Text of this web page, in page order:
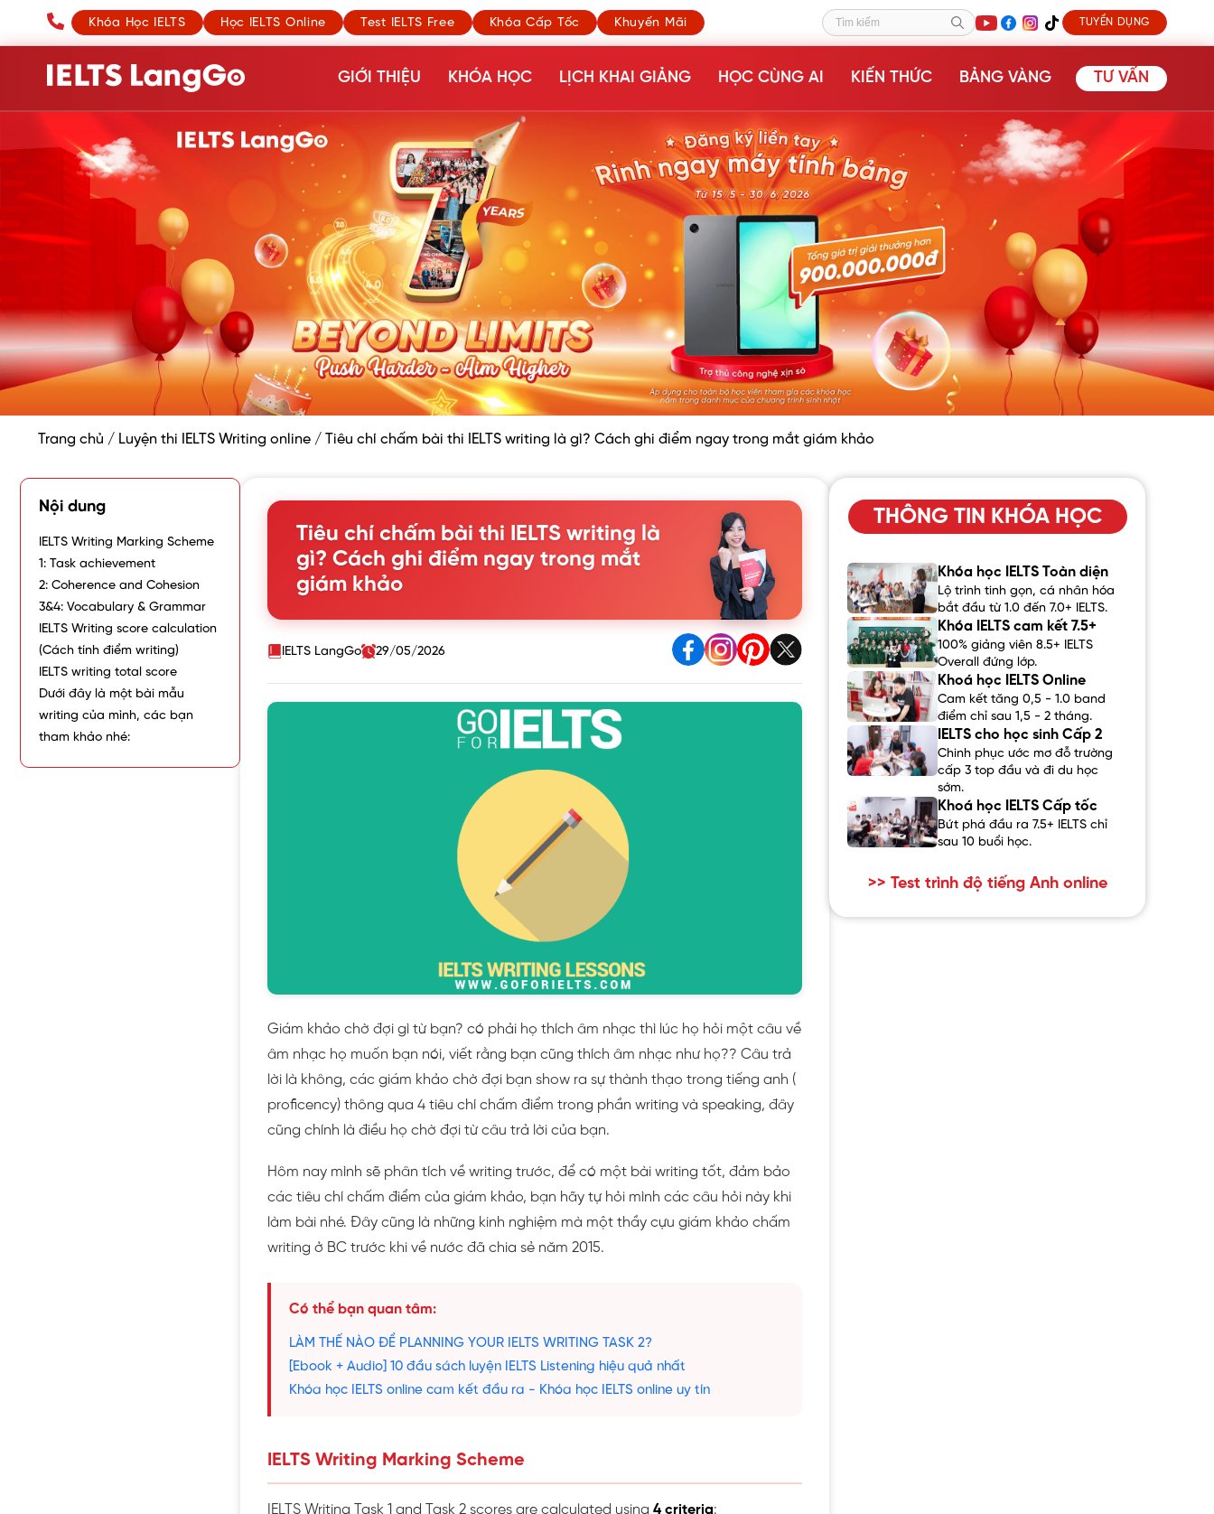
Khóa Học IELTS Học IELTS Online Test IELTS Free Khóa Cấp Tốc Khuyến Mãi Tìm kiếm TUYỂN DỤNG
GIỚI THIỆU KHÓA HỌC LỊCH KHAI GIẢNG HỌC CÙNG AI KIẾN THỨC BẢNG VÀNG TƯ VẤN
Trang chủ / Luyện thi IELTS Writing online / Tiêu chí chấm bài thi IELTS writing là gì? Cách ghi điểm ngay trong mắt giám khảo
Nội dung
IELTS Writing Marking Scheme
1: Task achievement
2: Coherence and Cohesion
3&4: Vocabulary & Grammar
IELTS Writing score calculation
(Cách tính điểm writing)
IELTS writing total score
Dưới đây là một bài mẫu
writing của mình, các bạn
tham khảo nhé:
Tiêu chí chấm bài thi IELTS writing là
gì? Cách ghi điểm ngay trong mắt
giám khảo
IELTS LangGo 29/05/2026
Giám khảo chờ đợi gì từ bạn? có phải họ thích âm nhạc thì lúc họ hỏi một câu về
âm nhạc họ muốn bạn nói, viết rằng bạn cũng thích âm nhạc như họ?? Câu trả
lời là không, các giám khảo chờ đợi bạn show ra sự thành thạo trong tiếng anh (
proficency) thông qua 4 tiêu chí chấm điểm trong phần writing và speaking, đây
cũng chính là điều họ chờ đợi từ câu trả lời của bạn.
Hôm nay mình sẽ phân tích về writing trước, để có một bài writing tốt, đảm bảo
các tiêu chí chấm điểm của giám khảo, bạn hãy tự hỏi mình các câu hỏi này khi
làm bài nhé. Đây cũng là những kinh nghiệm mà một thầy cựu giám khảo chấm
writing ở BC trước khi về nước đã chia sẻ năm 2015.
Có thể bạn quan tâm:
LÀM THẾ NÀO ĐỂ PLANNING YOUR IELTS WRITING TASK 2?
[Ebook + Audio] 10 đầu sách luyện IELTS Listening hiệu quả nhất
Khóa học IELTS online cam kết đầu ra - Khóa học IELTS online uy tín
IELTS Writing Marking Scheme
IELTS Writing Task 1 and Task 2 scores are calculated using 4 criteria:
THÔNG TIN KHÓA HỌC
Khóa học IELTS Toàn diện
Lộ trình tinh gọn, cá nhân hóa
bắt đầu từ 1.0 đến 7.0+ IELTS.
Khóa IELTS cam kết 7.5+
100% giảng viên 8.5+ IELTS
Overall đứng lớp.
Khoá học IELTS Online
Cam kết tăng 0,5 - 1.0 band
điểm chỉ sau 1,5 - 2 tháng.
IELTS cho học sinh Cấp 2
Chinh phục ước mơ đỗ trường
cấp 3 top đầu và đi du học
sớm.
Khoá học IELTS Cấp tốc
Bứt phá đầu ra 7.5+ IELTS chỉ
sau 10 buổi học.
>> Test trình độ tiếng Anh online